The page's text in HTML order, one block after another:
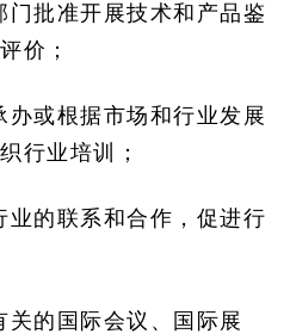
门批准开展技术和产品鉴
价；
办或根据市场和行业发展
行业培训；
业的联系和合作，促进行
关的国际会议、国际展